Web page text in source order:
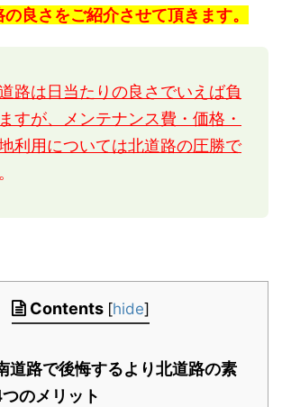
良さをご紹介させて頂きます。
路は日当たりの良さでいえば負
すが、メンテナンス費・価格・
利用については北道路の圧勝で
。
Contents [hide]
道路で後悔するより北道路の素
のメリット